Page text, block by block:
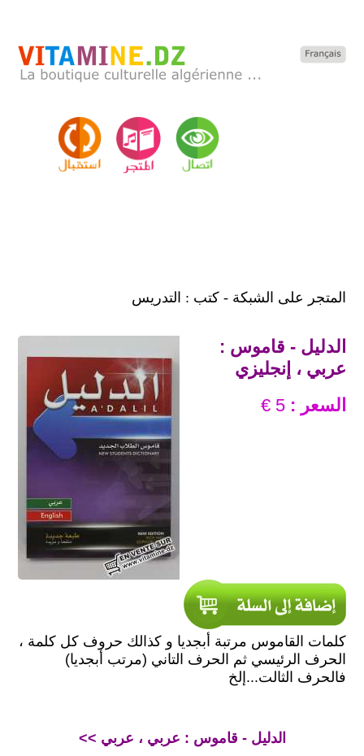
المتجر على الشبكة - كتب : التدريس
الدليل - قاموس :
عربي ، إنجليزي
السعر : 5 €
كلمات القاموس مرتبة أبجديا و كذالك حروف كل كلمة ،
الحرف الرئيسي ثم الحرف التاني (مرتب أبجديا)
فالحرف الثالت...إلخ
<< الدليل - قاموس : عربي ، عربي